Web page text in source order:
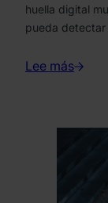
huella digital
pueda detectar
Lee más